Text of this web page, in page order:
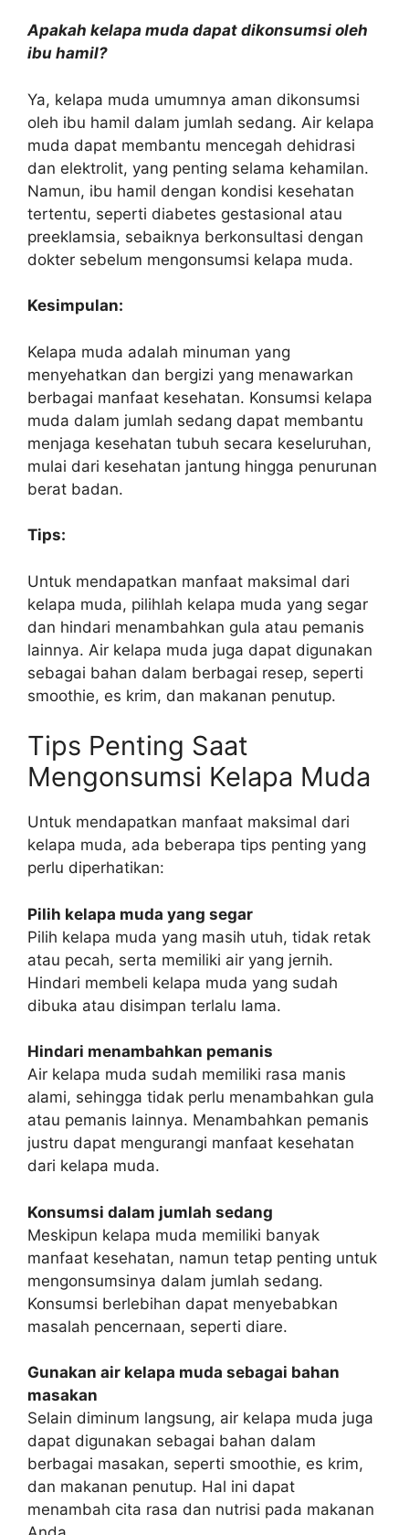
Apakah kelapa muda dapat dikonsumsi oleh
ibu hamil?
Ya, kelapa muda umumnya aman dikonsumsi
oleh ibu hamil dalam jumlah sedang. Air kelapa
muda dapat membantu mencegah dehidrasi
dan elektrolit, yang penting selama kehamilan.
Namun, ibu hamil dengan kondisi kesehatan
tertentu, seperti diabetes gestasional atau
preeklamsia, sebaiknya berkonsultasi dengan
dokter sebelum mengonsumsi kelapa muda.
Kesimpulan:
Kelapa muda adalah minuman yang
menyehatkan dan bergizi yang menawarkan
berbagai manfaat kesehatan. Konsumsi kelapa
muda dalam jumlah sedang dapat membantu
menjaga kesehatan tubuh secara keseluruhan,
mulai dari kesehatan jantung hingga penurunan
berat badan.
Tips:
Untuk mendapatkan manfaat maksimal dari
kelapa muda, pilihlah kelapa muda yang segar
dan hindari menambahkan gula atau pemanis
lainnya. Air kelapa muda juga dapat digunakan
sebagai bahan dalam berbagai resep, seperti
smoothie, es krim, dan makanan penutup.
Tips Penting Saat
Mengonsumsi Kelapa Muda
Untuk mendapatkan manfaat maksimal dari
kelapa muda, ada beberapa tips penting yang
perlu diperhatikan:
Pilih kelapa muda yang segar
Pilih kelapa muda yang masih utuh, tidak retak
atau pecah, serta memiliki air yang jernih.
Hindari membeli kelapa muda yang sudah
dibuka atau disimpan terlalu lama.
Hindari menambahkan pemanis
Air kelapa muda sudah memiliki rasa manis
alami, sehingga tidak perlu menambahkan gula
atau pemanis lainnya. Menambahkan pemanis
justru dapat mengurangi manfaat kesehatan
dari kelapa muda.
Konsumsi dalam jumlah sedang
Meskipun kelapa muda memiliki banyak
manfaat kesehatan, namun tetap penting untuk
mengonsumsinya dalam jumlah sedang.
Konsumsi berlebihan dapat menyebabkan
masalah pencernaan, seperti diare.
Gunakan air kelapa muda sebagai bahan
masakan
Selain diminum langsung, air kelapa muda juga
dapat digunakan sebagai bahan dalam
berbagai masakan, seperti smoothie, es krim,
dan makanan penutup. Hal ini dapat
menambah cita rasa dan nutrisi pada makanan